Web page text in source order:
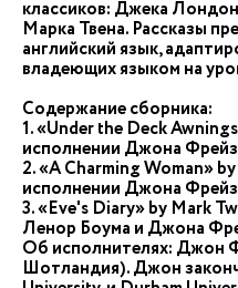
классиков: Джека
Марка Твена. Рассказы
английский язык,
владеющих языком на
Содержание сборника:
1. «Under the Deck
исполнении Джона
2. «A Charming Woman»
исполнении Джона
3. «Eve's Diary» by Mark
Ленор Боума и Джона
Об исполнителях: Джон
Шотландия). Джон